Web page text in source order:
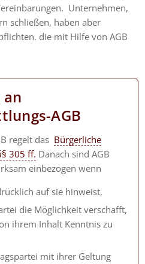
Unternehmen,
schließen, haben aber
die mit Hilfe von AGB
AGB
regelt das Bürgerliche
305 ff. Danach sind AGB
einbezogen wenn
auf sie hinweist,
die Möglichkeit verschafft,
ihrem Inhalt Kenntnis zu
mit ihrer Geltung